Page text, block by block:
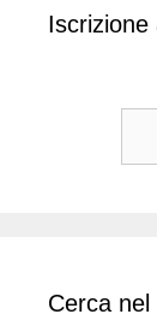
Iscrizione
Cerca nel